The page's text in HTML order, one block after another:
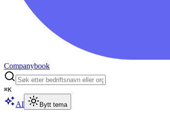
Companybook
⌘K
AI Bytt tema